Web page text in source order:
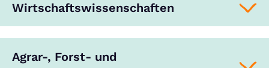
Wirtschaftswissenschaften
Agrar-, Forst- und